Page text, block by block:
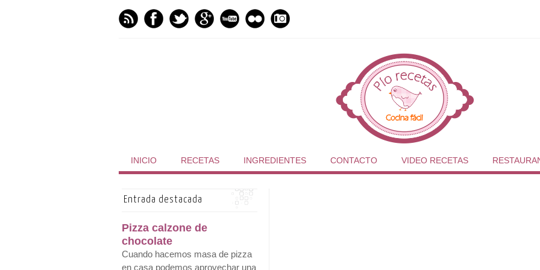
INICIO RECETAS INGREDIENTES CONTACTO VIDEO RECETAS
Entrada destacada
Pizza calzone de
chocolate
Cuando hacemos masa de pizza
en casa podemos aprovechar una